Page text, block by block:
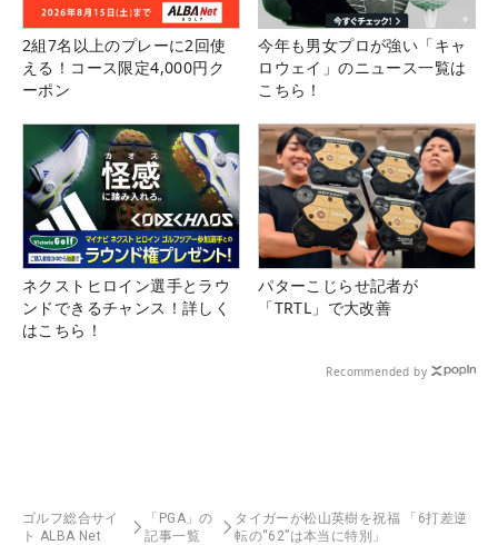
2組7名以上のプレーに2回使
える！コース限定4,000円ク
ーポン
今年も男女プロが強い「キャ
ロウェイ」のニュース一覧は
こちら！
ネクストヒロイン選手とラウ
ンドできるチャンス！詳しく
はこちら！
パターこじらせ記者が
「TRTL」で大改善
Recommended by
ゴルフ総合サイ
ト ALBA Net
「PGA」の
記事一覧
タイガーが松山英樹を祝福 「6打差逆
転の“62”は本当に特別」